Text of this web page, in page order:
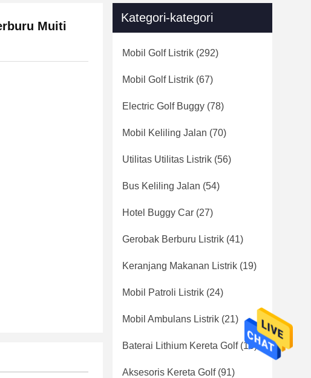
Muiti
Kategori-kategori
Mobil Golf Listrik (292)
Mobil Golf Listrik (67)
Electric Golf Buggy (78)
Mobil Keliling Jalan (70)
Utilitas Utilitas Listrik (56)
Bus Keliling Jalan (54)
Hotel Buggy Car (27)
Gerobak Berburu Listrik (41)
Keranjang Makanan Listrik (19)
Mobil Patroli Listrik (24)
Mobil Ambulans Listrik (21)
Baterai Lithium Kereta Golf(16)
Aksesoris Kereta Golf(91)